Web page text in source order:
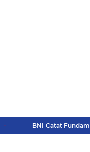
BNI Catat